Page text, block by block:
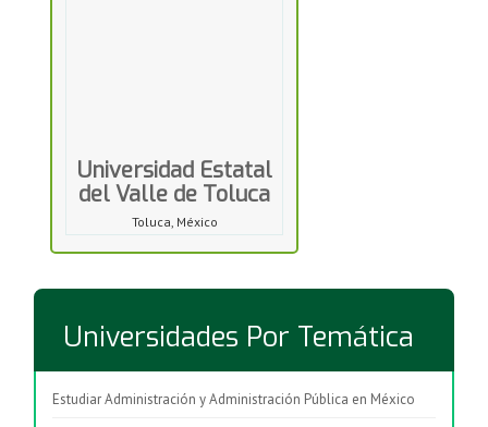
Universidad Estatal
del Valle de Toluca
Toluca, México
Universidades Por Temática
Estudiar Administración y Administración Pública en México